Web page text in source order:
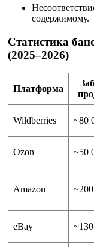
содержимому.
Статистика
(2025–2026)
Платформа
Wildberries ~80
Ozon ~50
Amazon
eBay